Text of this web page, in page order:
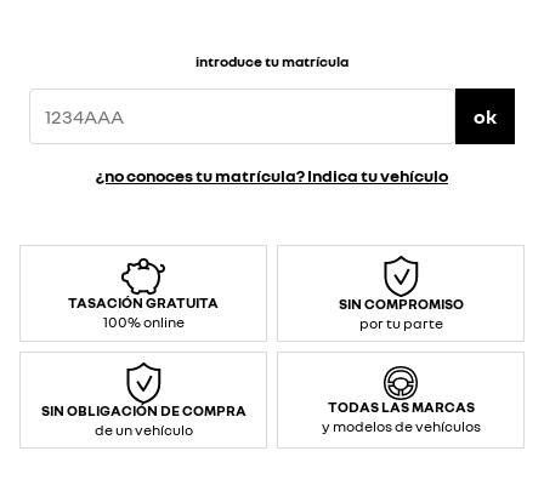
introduce tu matrícula
ok
¿no conoces tu matrícula? Indica tu vehículo
TASACIÓN GRATUITA
100% online
SIN COMPROMISO
por tu parte
SIN OBLIGACIÓN DE COMPRA
de un vehículo
TODAS LAS MARCAS
y modelos de vehículos